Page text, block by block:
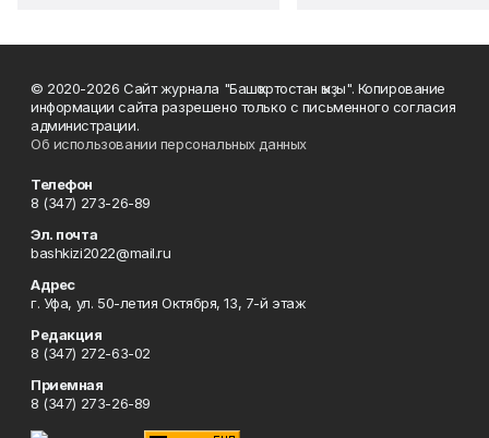
© 2020-2026 Сайт журнала "Башҡортостан ҡыҙы". Копирование
информации сайта разрешено только с письменного согласия
администрации.
Об использовании персональных данных
Телефон
8 (347) 273-26-89
Эл. почта
bashkizi2022@mail.ru
Адрес
г. Уфа, ул. 50-летия Октября, 13, 7-й этаж
Редакция
8 (347) 272-63-02
Приемная
8 (347) 273-26-89